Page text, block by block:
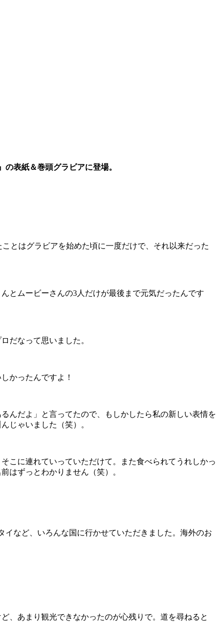
表紙＆巻頭グラビアに登場。
とはグラビアを始めた頃に一度だけで、それ以来だった
とムービーさんの3人だけが最後まで元気だったんです
だなって思いました。
かったんですよ！
んだよ」と言ってたので、もしかしたら私の新しい表情を
じゃいました（笑）。
こに連れていっていただけて。また食べられてうれしかっ
はずっとわかりません（笑）。
など、いろんな国に行かせていただきました。海外のお
あまり観光できなかったのが心残りで。道を尋ねると